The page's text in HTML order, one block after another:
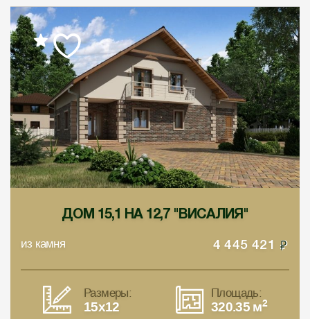
ДОМ 15,1 НА 12,7 "ВИСАЛИЯ"
из камня 4 445 421
Размеры:
15x12
Площадь:
320.35 м2